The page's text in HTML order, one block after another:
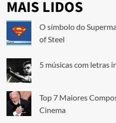
MAIS LIDOS
O símbolo do
of Steel
5 músicas com letras
Top 7 Maiores
Cinema